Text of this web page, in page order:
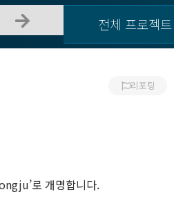
전체 프로젝트
리포팅
로 개명합니다.